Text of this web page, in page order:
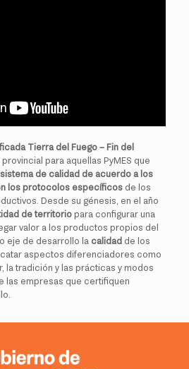
Tierra del Fuego – Fin del
para aquellas PyMES que
de calidad de acuerdo a los
los protocolos específicosde los
Desde su génesis, en el año
de territoriopara configurar una
valor a los productos propios del
eje de desarrollo la calidad de los
aspectos diferenciadores como
la tradición y las prácticas y modos
las empresas que certifiquen